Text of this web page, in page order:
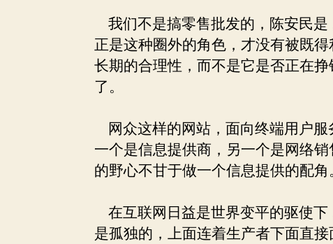
我们不是搞零售批发的，陈安民
正是这种圈外的角色，才没有被既
长期的合理性，而不是它是否正在
了。
网众这样的网站，面向终端用户服
一个是信息提供商，另一个是网络
的野心不甘于做一个信息提供的配角
在互联网日益是世界变平的驱使
是孤独的，上面连着生产者下面直